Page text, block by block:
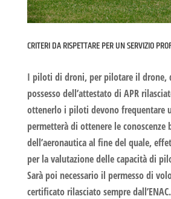
CRITERI DA RISPETTARE PER UN SERVIZIO
I piloti di droni, per pilotare il drone,
possesso dell’attestato di APR
ottenerlo i piloti devono frequentare
permetterà di ottenere le conoscenze
dell’aeronautica al fine del quale,
per la valutazione delle capacità di
Sarà poi necessario il permesso di
certificato rilasciato sempre